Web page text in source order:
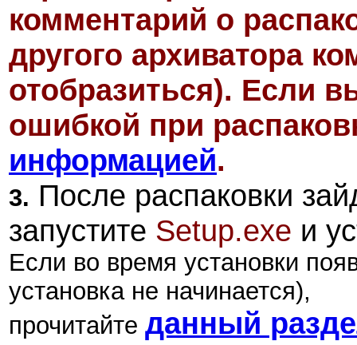
комментарий о
другого архиватора
отобразиться). Если
ошибкой при
информацией.
3. После распаковки
запустите Setup.exe и
Если во время установки
установка не начинается),
прочитайте данный